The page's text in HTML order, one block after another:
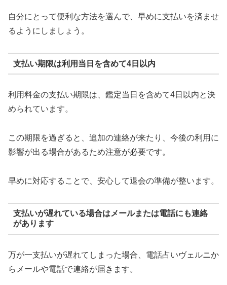
自分にとって便利な方法を選んで、早めに支払いを済ませ
るようにしましょう。
支払い期限は利用当日を含めて4日以内
利用料金の支払い期限は、鑑定当日を含めて4日以内と決
められています。
この期限を過ぎると、追加の連絡が来たり、今後の利用に
影響が出る場合があるため注意が必要です。
早めに対応することで、安心して退会の準備が整います。
支払いが遅れている場合はメールまたは電話にも連絡
があります
万が一支払いが遅れてしまった場合、電話占いヴェルニか
らメールや電話で連絡が届きます。